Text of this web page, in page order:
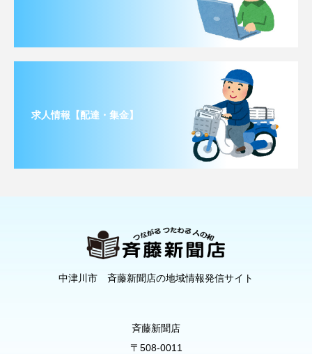
求人情報【配達・集金】
中津川市 斉藤新聞店の地域情報発信サイト
斉藤新聞店
〒508-0011